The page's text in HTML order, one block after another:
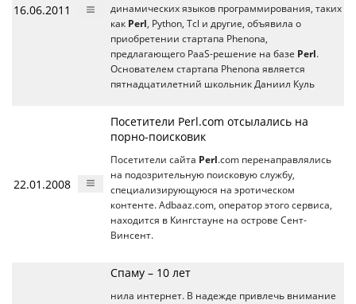
16.06.2011
динамических языков программирования, таких
как Perl, Python, Tcl и другие, объявила о
приобретении стартапа Phenona,
предлагающего PaaS-решение на базе Perl.
Основателем стартапа Phenona является
пятнадцатилетний школьник Даниил Куль
22.01.2008
Посетители Perl.com отсылались на
порно-поисковик
Посетители сайта Perl.com перенаправлялись
на подозрительную поисковую службу,
специализирующуюся на эротическом
контенте. Adbaaz.com, оператор этого сервиса,
находится в Кингстауне на острове Сент-
Винсент.
Спаму – 10 лет
нила интернет. В надежде привлечь внимание